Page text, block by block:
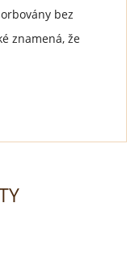
bez
znamená, že